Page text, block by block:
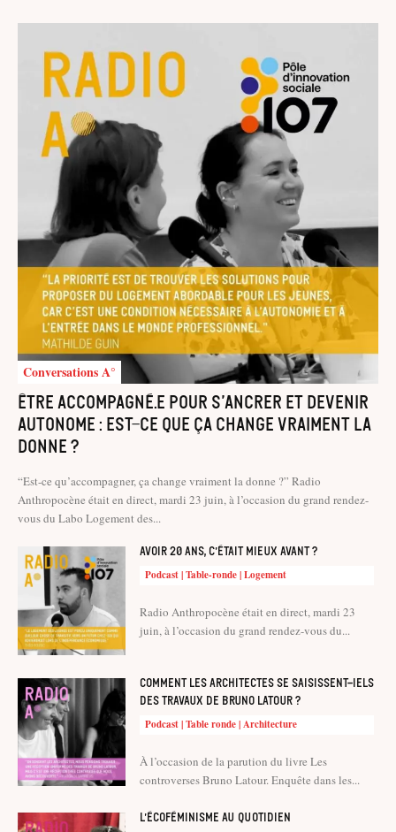
Conversations A°
Être accompagné.e pour s’ancrer et devenir
autonome : est-ce que ça change vraiment la
donne ?
“Est-ce qu’accompagner, ça change vraiment la donne ?” Radio
Anthropocène était en direct, mardi 23 juin, à l’occasion du grand rendez-
vous du Labo Logement des...
Avoir 20 ans, c’était mieux avant ?
Podcast | Table-ronde | Logement
Radio Anthropocène était en direct, mardi 23
juin, à l’occasion du grand rendez-vous du...
Comment les architectes se saisissent-iels
des travaux de Bruno Latour ?
Podcast | Table ronde | Architecture
À l’occasion de la parution du livre Les
controverses Bruno Latour. Enquête dans les...
L’écoféminisme au quotidien